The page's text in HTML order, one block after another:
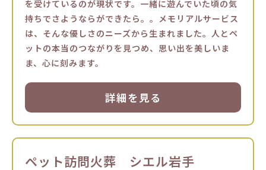
を受けているのが現状です。一緒に遊んでいた頃の気
持ちでさようならができたら。。メモリアルサービス
は、そんな優しさのニーズから生まれました。人とペ
ットの本当のつながりを見つめ、思い出を美しいま
ま、心に刻みます。
詳細を見る
ペット訪問火葬 シエル岩手